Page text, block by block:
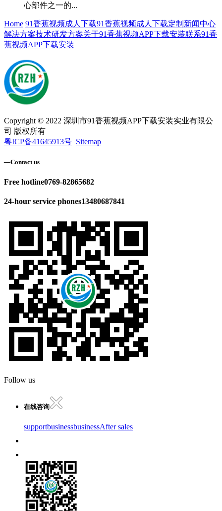
心部件之一的...
Home 91香蕉视频成人下载91香蕉视频成人下载定制 新闻中心
解决方案技术研发方案关于91香蕉视频APP下载安装联系91香
蕉视频APP下载安装
Copyright © 2022 深圳市91香蕉视频APP下载安装实业有限公
司 版权所有
粤ICP备41645913号 Sitemap
—Contact us
Free hotline0769-82865682
24-hour service phones13480687841
Follow us
在线咨询
supportbusinessbusinessAfter sales